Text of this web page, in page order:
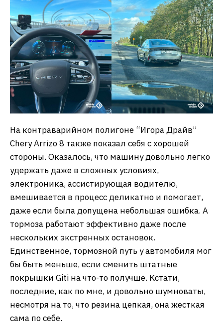
На контраварийном полигоне “Игора Драйв”
Chery Arrizo 8 также показал себя с хорошей
стороны. Оказалось, что машину довольно легко
удержать даже в сложных условиях,
электроника, ассистирующая водителю,
вмешивается в процесс деликатно и помогает,
даже если была допущена небольшая ошибка. А
тормоза работают эффективно даже после
нескольких экстренных остановок.
Единственное, тормозной путь у автомобиля мог
бы быть меньше, если сменить штатные
покрышки Giti на что-то получше. Кстати,
последние, как по мне, и довольно шумноваты,
несмотря на то, что резина цепкая, она жесткая
сама по себе.